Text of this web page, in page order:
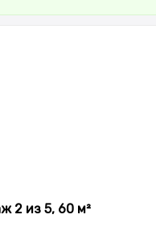
2 из 5, 60 м²